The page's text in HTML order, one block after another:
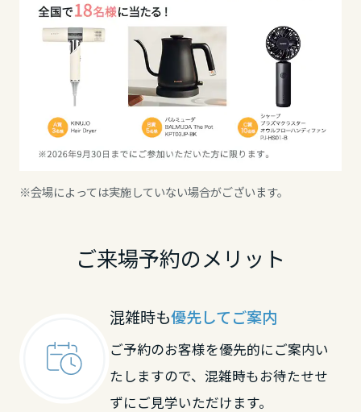
※会場によっては実施していない場合がございます。
ご来場予約のメリット
混雑時も優先してご案内
ご予約のお客様を優先的にご案内い
たしますので、混雑時もお待たせせ
ずにご見学いただけます。
大分県
鹿児島県